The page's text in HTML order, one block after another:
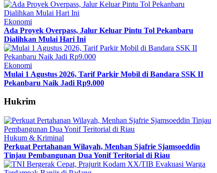
Ekonomi
Ada Proyek Overpass, Jalur Keluar Pintu Tol Pekanbaru
Dialihkan Mulai Hari Ini
Ekonomi
Mulai 1 Agustus 2026, Tarif Parkir Mobil di Bandara SSK II
Pekanbaru Naik Jadi Rp9.000
Hukrim
Hukum & Kriminal
Perkuat Pertahanan Wilayah, Menhan Sjafrie Sjamsoeddin
Tinjau Pembangunan Dua Yonif Teritorial di Riau